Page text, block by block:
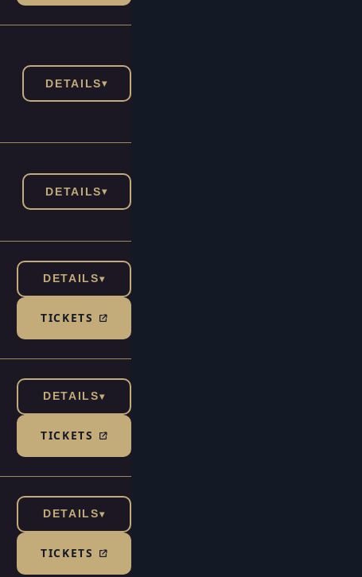
DETAILS▾
DETAILS▾
DETAILS▾
TICKETS(TICKETSHOP, ÖFFNET IN NEUEM TAB)
DETAILS▾
TICKETS(TICKETSHOP, ÖFFNET IN NEUEM TAB)
DETAILS▾
TICKETS(TICKETSHOP, ÖFFNET IN NEUEM TAB)